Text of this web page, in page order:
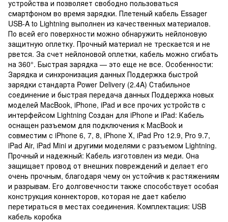
устройства и позволяет свободно пользоваться
смартфоном во время зарядки. Плетеный кабель Essager
USB-A to Lightning выполнен из качественных материалов.
По всей его поверхности можно обнаружить нейлоновую
защитную оплетку. Прочный материал не трескается и не
рвется. За счет нейлоновой оплетки, кабель можно сгибать
на 360°. Быстрая зарядка — это еще не все. Особенности:
Зарядка и синхронизация данных Поддержка быстрой
зарядки стандарта Power Delivery (2.4A) Стабильное
соединение и быстрая передача данных Поддержка новых
моделей MacBook, iPhone, iPad и все прочих устройств с
интерфейсом Lightning Создан для iPhone и iPad: Кабель
оснащен разъемом для подключения к MacBook и
совместим с iPhone 6, 7, 8, iPhone Х, iPad Pro 12.9, Pro 9.7,
iPad Air, iPad Mini и другими моделями с разъемом Lightning.
Прочный и надежный: Кабель изготовлен из меди. Она
защищает провод от внешних повреждений и делает его
очень прочным, благодаря чему он устойчив к растяжениям
и разрывам. Его долговечности также способствует особая
конструкция коннекторов, которая не дает кабелю
перетираться в местах соединения. Комплектация: USB
кабель коробка